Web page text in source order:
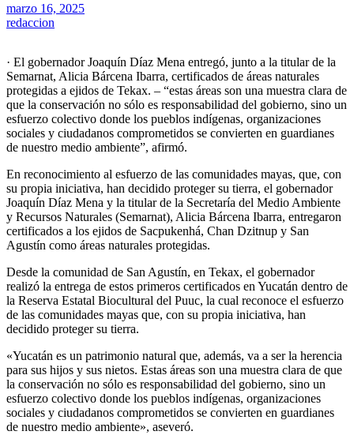
marzo 16, 2025
redaccion
· El gobernador Joaquín Díaz Mena entregó, junto a la titular de la
Semarnat, Alicia Bárcena Ibarra, certificados de áreas naturales
protegidas a ejidos de Tekax. – “estas áreas son una muestra clara de
que la conservación no sólo es responsabilidad del gobierno, sino un
esfuerzo colectivo donde los pueblos indígenas, organizaciones
sociales y ciudadanos comprometidos se convierten en guardianes
de nuestro medio ambiente”, afirmó.
En reconocimiento al esfuerzo de las comunidades mayas, que, con
su propia iniciativa, han decidido proteger su tierra, el gobernador
Joaquín Díaz Mena y la titular de la Secretaría del Medio Ambiente
y Recursos Naturales (Semarnat), Alicia Bárcena Ibarra, entregaron
certificados a los ejidos de Sacpukenhá, Chan Dzitnup y San
Agustín como áreas naturales protegidas.
Desde la comunidad de San Agustín, en Tekax, el gobernador
realizó la entrega de estos primeros certificados en Yucatán dentro de
la Reserva Estatal Biocultural del Puuc, la cual reconoce el esfuerzo
de las comunidades mayas que, con su propia iniciativa, han
decidido proteger su tierra.
«Yucatán es un patrimonio natural que, además, va a ser la herencia
para sus hijos y sus nietos. Estas áreas son una muestra clara de que
la conservación no sólo es responsabilidad del gobierno, sino un
esfuerzo colectivo donde los pueblos indígenas, organizaciones
sociales y ciudadanos comprometidos se convierten en guardianes
de nuestro medio ambiente», aseveró.